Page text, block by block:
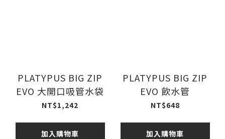
PLATYPUS BIG ZIP
EVO 大開口吸管水袋
NT$1,242
加入購物車
PLATYPUS BIG ZIP
EVO 飲水管
NT$648
加入購物車